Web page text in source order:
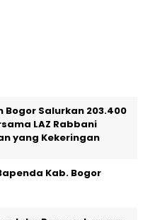
Bogor Salurkan 203.400
LAZ Rabbani
yang Kekeringan
Kab. Bogor